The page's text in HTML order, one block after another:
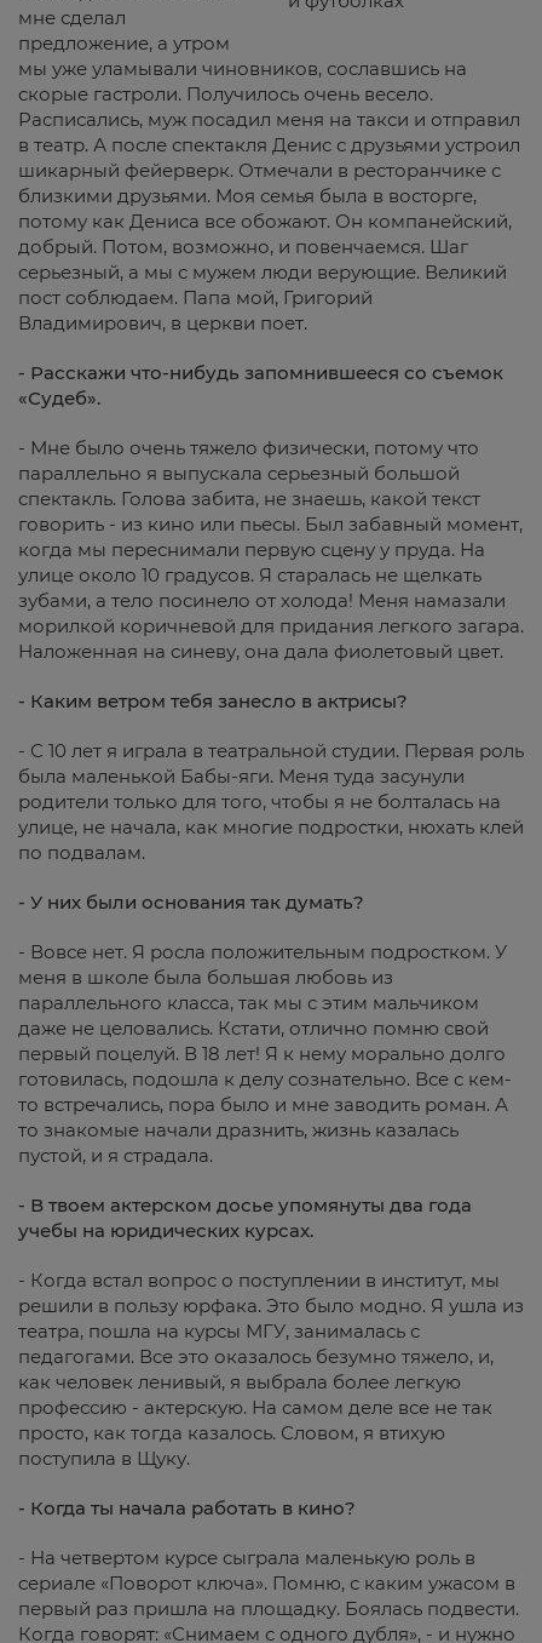
мне сделал
предложение, а утром
мы уже уламывали чиновников, сославшись на
скорые гастроли. Получилось очень весело.
Расписались, муж посадил меня на такси и отправил
в театр. А после спектакля Денис с друзьями устроил
шикарный фейерверк. Отмечали в ресторанчике с
близкими друзьями. Моя семья была в восторге,
потому как Дениса все обожают. Он компанейский,
добрый. Потом, возможно, и повенчаемся. Шаг
серьезный, а мы с мужем люди верующие. Великий
пост соблюдаем. Папа мой, Григорий
Владимирович, в церкви поет.
- Расскажи что-нибудь запомнившееся со съемок
«Судеб».
- Мне было очень тяжело физически, потому что
параллельно я выпускала серьезный большой
спектакль. Голова забита, не знаешь, какой текст
говорить - из кино или пьесы. Был забавный момент,
когда мы переснимали первую сцену у пруда. На
улице около 10 градусов. Я старалась не щелкать
зубами, а тело посинело от холода! Меня намазали
морилкой коричневой для придания легкого загара.
Наложенная на синеву, она дала фиолетовый цвет.
- Каким ветром тебя занесло в актрисы?
- С 10 лет я играла в театральной студии. Первая роль
была маленькой Бабы-яги. Меня туда засунули
родители только для того, чтобы я не болталась на
улице, не начала, как многие подростки, нюхать клей
по подвалам.
- У них были основания так думать?
- Вовсе нет. Я росла положительным подростком. У
меня в школе была большая любовь из
параллельного класса, так мы с этим мальчиком
даже не целовались. Кстати, отлично помню свой
первый поцелуй. В 18 лет! Я к нему морально долго
готовилась, подошла к делу сознательно. Все с кем-
то встречались, пора было и мне заводить роман. А
то знакомые начали дразнить, жизнь казалась
пустой, и я страдала.
- В твоем актерском досье упомянуты два года
учебы на юридических курсах.
- Когда встал вопрос о поступлении в институт, мы
решили в пользу юрфака. Это было модно. Я ушла из
театра, пошла на курсы МГУ, занималась с
педагогами. Все это оказалось безумно тяжело, и,
как человек ленивый, я выбрала более легкую
профессию - актерскую. На самом деле все не так
просто, как тогда казалось. Словом, я втихую
поступила в Щуку.
- Когда ты начала работать в кино?
- На четвертом курсе сыграла маленькую роль в
сериале «Поворот ключа». Помню, с каким ужасом в
первый раз пришла на площадку. Боялась подвести.
Когда говорят: «Снимаем с одного дубля», - и нужно